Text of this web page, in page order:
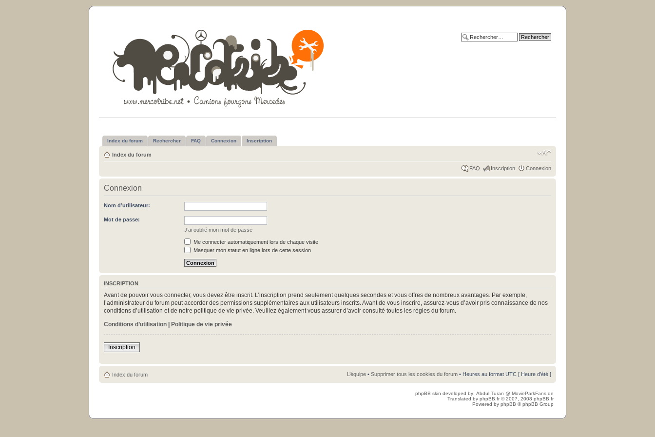
Index du forum Rechercher FAQ Connexion Inscription
Index du forum
FAQ Inscription Connexion
Connexion
Nom d’utilisateur:
Mot de passe:
J’ai oublié mon mot de passe
Me connecter automatiquement lors de chaque visite
Masquer mon statut en ligne lors de cette session
INSCRIPTION
Avant de pouvoir vous connecter, vous devez être inscrit. L’inscription prend seulement quelques secondes et vous offres de nombreux avantages. Par exemple,
l’administrateur du forum peut accorder des permissions supplémentaires aux utilisateurs inscrits. Avant de vous inscrire, assurez-vous d’avoir pris connaissance de nos
conditions d’utilisation et de notre politique de vie privée. Veuillez également vous assurer d’avoir consulté toutes les règles du forum.
Conditions d’utilisation | Politique de vie privée
Inscription
Index du forum L’équipe • Supprimer tous les cookies du forum • Heures au format UTC [ Heure d’été ]
phpBB skin developed by: Abdul Turan @ MovieParkFans.de
Translated by phpBB.fr © 2007, 2008 phpBB.fr
Powered by phpBB © phpBB Group